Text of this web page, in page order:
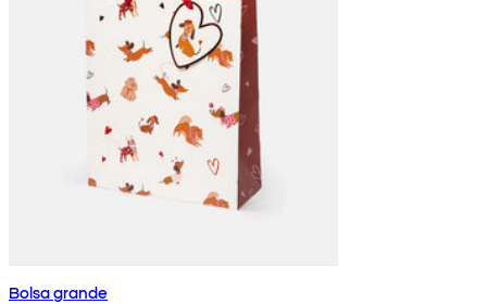
Bolsa grande